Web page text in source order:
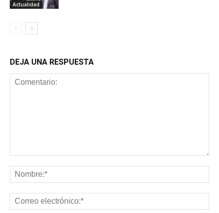
Actualidad
DEJA UNA RESPUESTA